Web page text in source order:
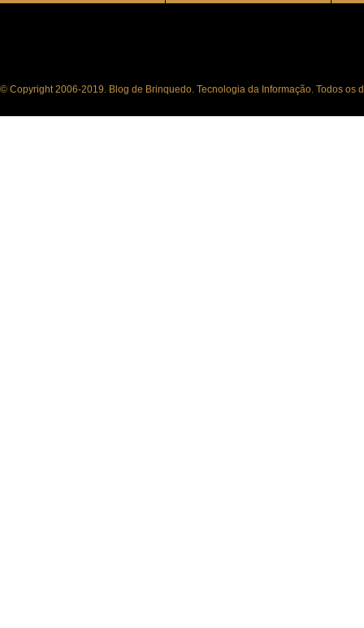
© Copyright 2006-2019. Blog de Brinquedo. Tecnologia da Informação. Todos os